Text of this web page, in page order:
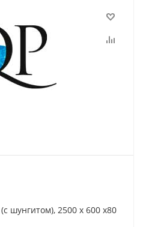
шунгитом), 2500 х 600 х80